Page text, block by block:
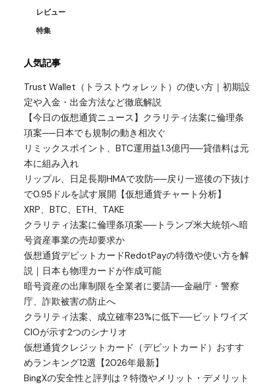
レビュー
特集
人気記事
Trust Wallet（トラストウォレット）の使い方｜初期設
定や入金・出金方法など徹底解説
【今日の仮想通貨ニュース】クラリティ法案に倫理条
項案──日本でも規制の動き相次ぐ
リミックスポイント、BTC運用益1.3億円──貸借料は元
本に組み入れ
リップル、日足長期HMAで攻防──戻り一巡後の下抜け
で0.95ドルを試す展開【仮想通貨チャート分析】
XRP、BTC、ETH、TAKE
クラリティ法案に倫理条項案──トランプ米大統領へ暗
号資産事業の売却要求か
仮想通貨デビットカードRedotPayの特徴や使い方を解
説｜日本も物理カードが作成可能
暗号資産の出庫制限を全業者に要請──金融庁・警察
庁、詐欺被害の防止へ
クラリティ法案、成立確率23%に低下──ビットワイズ
CIOが示す2つのシナリオ
仮想通貨クレジットカード（デビットカード）おすす
めランキング12選【2026年最新】
BingXの安全性と評判は？特徴やメリット・デメリット